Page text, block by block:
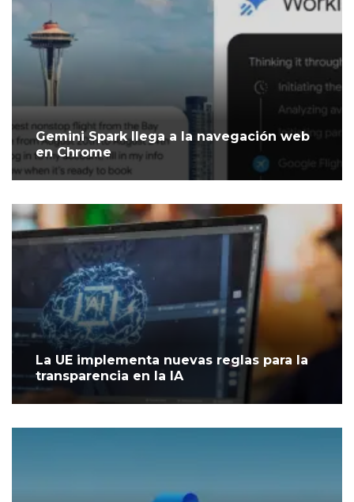
Gemini Spark llega a la navegación web
en Chrome
La UE implementa nuevas reglas para la
transparencia en la IA